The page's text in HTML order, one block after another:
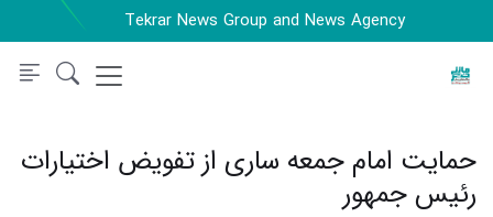
Tekrar News Group and News Agency
حمایت امام جمعه ساری از تفویض اختیارات
رئیس جمهور